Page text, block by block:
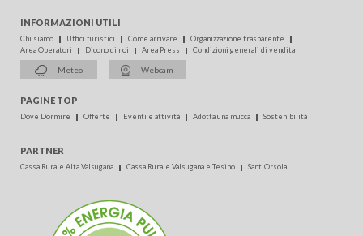
INFORMAZIONI UTILI
Chi siamo Uffici turistici Come arrivare
Organizzazione trasparente
Area Operatori
Dicono di noi Area Press Condizioni generali di vendita
Meteo Webcam
PAGINE TOP
Dove Dormire Offerte Eventi e attività Adotta una mucca Sostenibilità
PARTNER
Cassa Rurale Alta Valsugana Cassa Rurale Valsugana e Tesino Sant'Orsola